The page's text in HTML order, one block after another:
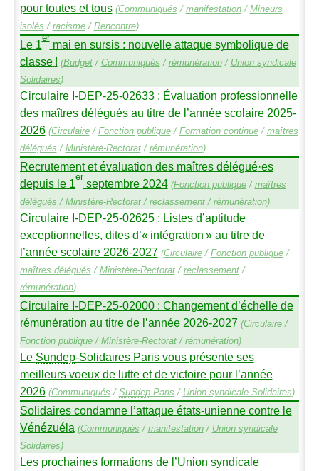
pour toutes et tous (Communiqués / manifestation/ Mineurs
isolés / racisme/ Rencontre)
Le 1ermai en sursis : nouvelle attaque symbolique de
classe ! (Budget/ Communiqués / rémunération/ Union syndicale
Solidaires)
Circulaire I-DEP-25-02633 : Évaluation professionnelle
des maîtres délégués au titre de l’année scolaire 2025-
2026 (Circulaire/ Fonction publique/ Formation continue/ maîtres
délégués / Ministère-Rectorat/ rémunération)
Recrutement et évaluation des maîtres délégué·es
depuis le 1erseptembre 2024 (Fonction publique/ maîtres
délégués / Ministère-Rectorat/ reclassement/ rémunération)
Circulaire I-DEP-25-02625 : Listes d’aptitude
exceptionnelles, dites d’« intégration » au titre de
l’année scolaire 2026-2027 (Circulaire/ Fonction publique/
maîtres délégués / Ministère-Rectorat/ reclassement/
rémunération)
Circulaire I-DEP-25-02000 : Changement d’échelle de
rémunération au titre de l’année 2026-2027 (Circulaire/
Fonction publique/ Ministère-Rectorat/ rémunération)
Le Sundep-Solidaires Paris vous présente ses
meilleurs voeux de lutte et de victoire pour l’année
2026 (Communiqués / SundepParis / Union syndicale Solidaires)
Solidaires condamne l’attaque états-unienne contre le
Vénézuéla (Communiqués / manifestation/ Union syndicale
Solidaires)
Les prochaines formations de l’Union syndicale